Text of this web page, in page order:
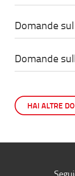
Domande
Domande
HAI ALTRE